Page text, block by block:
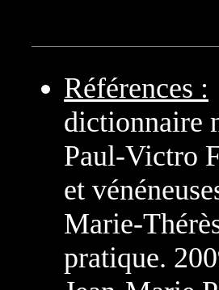
Références :
dictionnaire
Paul-Victro
et
Marie-
pratique.